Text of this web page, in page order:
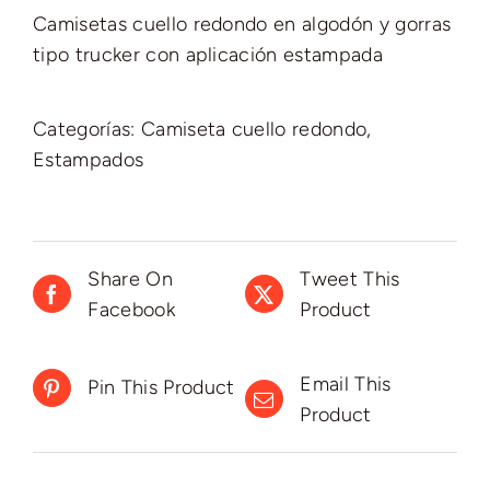
Camisetas cuello redondo en algodón y gorras
tipo trucker con aplicación estampada
Categorías: Camiseta cuello redondo,
Estampados
Share On
Facebook
Tweet This
Product
Pin This Product
Email This
Product